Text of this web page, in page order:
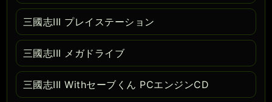
三國志III プレイステーション
三國志III メガドライブ
三國志III Withセーブくん PCエンジンCD